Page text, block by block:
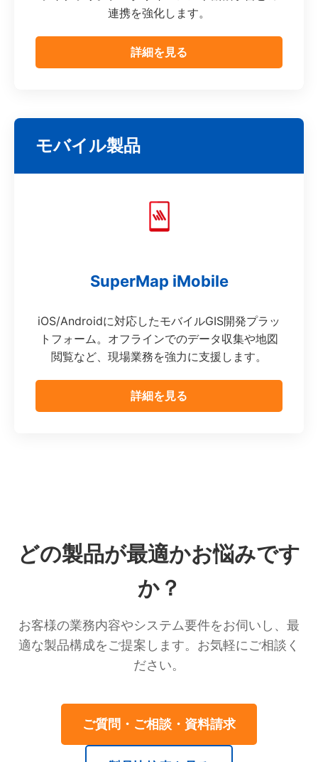
連携を強化します。
詳細を見る
モバイル製品
SuperMap iMobile
iOS/Androidに対応したモバイルGIS開発プラッ
トフォーム。オフラインでのデータ収集や地図
閲覧など、現場業務を強力に支援します。
詳細を見る
どの製品が最適かお悩みです
か？
お客様の業務内容やシステム要件をお伺いし、最
適な製品構成をご提案します。お気軽にご相談く
ださい。
ご質問・ご相談・資料請求